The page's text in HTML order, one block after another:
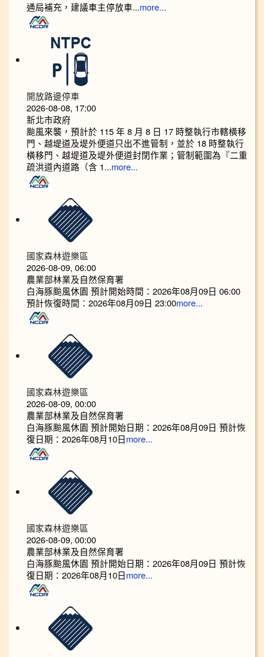
通局補充，建議車主停放車...more...
開放路邊停車
2026-08-08, 17:00
新北市政府
颱風來襲，預計於 115 年 8 月 8 日 17 時整執行市轄橫移
門、越堤道及堤外便道只出不進管制，並於 18 時整執行
橫移門、越堤道及堤外便道封閉作業；管制範圍為『二重
疏洪道內道路（含 1...more...
國家森林遊樂區
2026-08-09, 06:00
農業部林業及自然保育署
白海豚颱風休園 預計開始時間：2026年08月09日 06:00
預計恢復時間：2026年08月09日 23:00more...
國家森林遊樂區
2026-08-09, 00:00
農業部林業及自然保育署
白海豚颱風休園 預計開始日期：2026年08月09日 預計恢
復日期：2026年08月10日 more...
國家森林遊樂區
2026-08-09, 00:00
農業部林業及自然保育署
白海豚颱風休園 預計開始日期：2026年08月09日 預計恢
復日期：2026年08月10日 more...